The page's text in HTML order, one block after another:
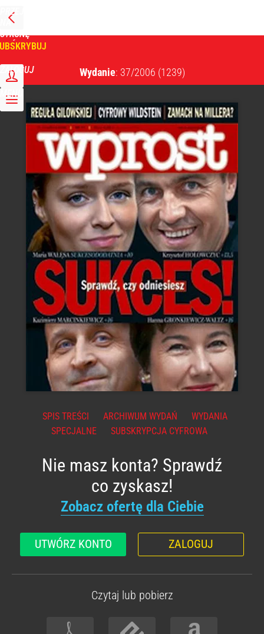
PRZEJDŹ
NA
STRONĘ
GŁÓWNĄ
ZALOGUJ
MENU
Wydanie: 37/2006 (1239)
SPIS TREŚCI ARCHIWUM WYDAŃ
WYDANIA
SPECJALNE
SUBSKRYPCJA CYFROWA
Nie masz konta? Sprawdź
co zyskasz!
Zobacz ofertę dla Ciebie
UTWÓRZ KONTO ZALOGUJ
Czytaj lub pobierz